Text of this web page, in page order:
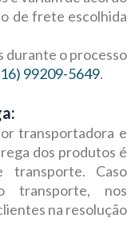
de frete escolhida
durante o processo
99209-5649.
transportadora e
dos produtos é
transporte. Caso
transporte, nos
na resolução